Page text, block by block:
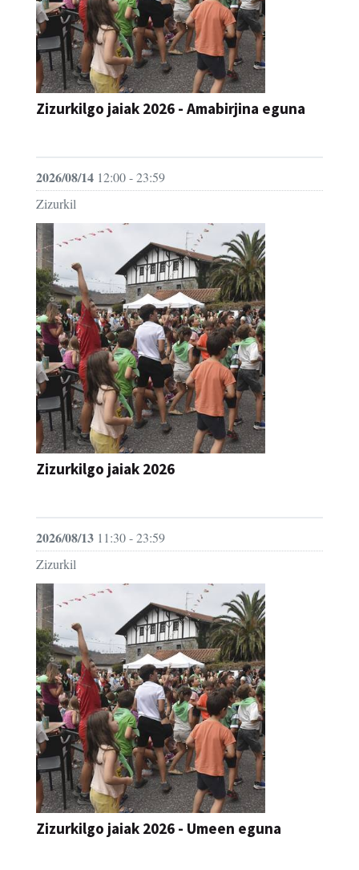
Zizurkilgo jaiak 2026 - Amabirjina eguna
2026/08/14 12:00 - 23:59
Zizurkil
Zizurkilgo jaiak 2026
2026/08/13 11:30 - 23:59
Zizurkil
Zizurkilgo jaiak 2026 - Umeen eguna